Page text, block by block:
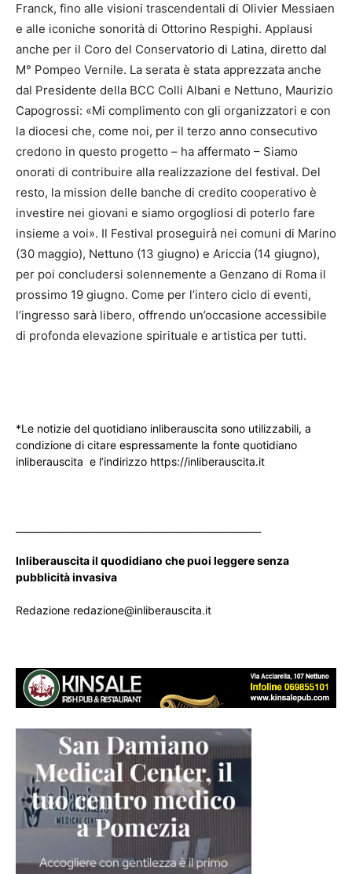
Franck, fino alle visioni trascendentali di Olivier Messiaen
e alle iconiche sonorità di Ottorino Respighi. Applausi
anche per il Coro del Conservatorio di Latina, diretto dal
M° Pompeo Vernile. La serata è stata apprezzata anche
dal Presidente della BCC Colli Albani e Nettuno, Maurizio
Capogrossi: «Mi complimento con gli organizzatori e con
la diocesi che, come noi, per il terzo anno consecutivo
credono in questo progetto – ha affermato – Siamo
onorati di contribuire alla realizzazione del festival. Del
resto, la mission delle banche di credito cooperativo è
investire nei giovani e siamo orgogliosi di poterlo fare
insieme a voi». Il Festival proseguirà nei comuni di Marino
(30 maggio), Nettuno (13 giugno) e Ariccia (14 giugno),
per poi concludersi solennemente a Genzano di Roma il
prossimo 19 giugno. Come per l’intero ciclo di eventi,
l’ingresso sarà libero, offrendo un’occasione accessibile
di profonda elevazione spirituale e artistica per tutti.
*Le notizie del quotidiano inliberauscita sono utilizzabili, a
condizione di citare espressamente la fonte quotidiano
inliberauscita e l’indirizzo https://inliberauscita.it
Inliberauscita il quodidiano che puoi leggere senza
pubblicità invasiva
Redazione redazione@inliberauscita.it